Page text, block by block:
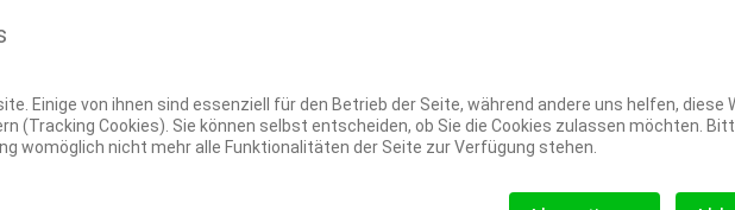
DATENSCHUTZERKLÄRUNG
Einige von ihnen sind essenziell für den Betrieb der Seite, während andere uns helfen, diese
(Tracking Cookies). Sie können selbst entscheiden, ob Sie die Cookies zulassen möchten.
womöglich nicht mehr alle Funktionalitäten der Seite zur Verfügung stehen.